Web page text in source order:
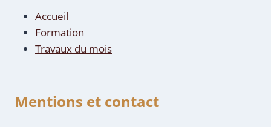
Accueil
Formation
Travaux du mois
Mentions et contact